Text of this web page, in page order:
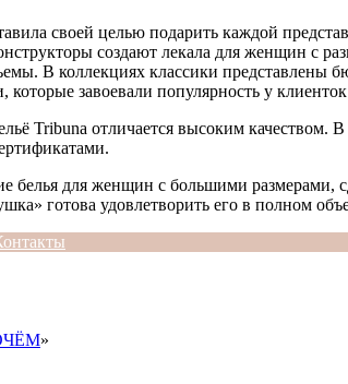
своей целью подарить каждой
создают лекала для женщин
В коллекциях классики
завоевали популярность у
Tribuna отличается высоким качеством.
белья для женщин с большими
готова удовлетворить его в полном
»